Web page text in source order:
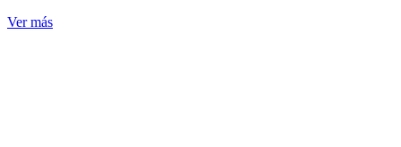
Ver más